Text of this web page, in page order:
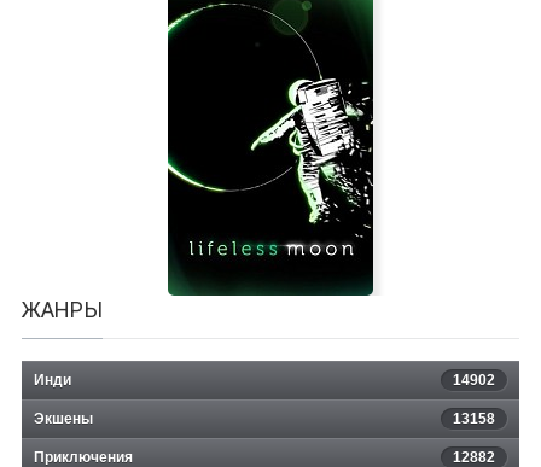
Need to Know
ЖАНРЫ
Инди 14902
Экшены 13158
Приключения 12882